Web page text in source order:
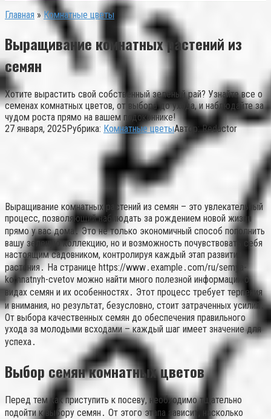
Главная » Комнатные цветы
Выращивание комнатных растений из
семян
Хотите вырастить свой собственный зеленый рай? Узнайте все о
семенах комнатных цветов, от выбора до ухода, и наблюдайте за
чудом роста прямо на вашем подоконнике!
27 января, 2025Рубрика: Комнатные цветыАвтор: Redactor
Выращивание комнатных растений из семян – это увлекательный
процесс, позволяющий наблюдать за рождением новой жизни
прямо у вас дома․ Это не только экономичный способ пополнить
вашу зеленую коллекцию, но и возможность почувствовать себя
настоящим садовником, контролируя каждый этап развития
растения․ На странице https://www․example․com/ru/semya-
komnatnyh-cvetov можно найти много полезной информации о
видах семян и их особенностях․ Этот процесс требует терпения
и внимания, но результат, безусловно, стоит затраченных усилий․
От выбора качественных семян до обеспечения правильного
ухода за молодыми всходами – каждый шаг имеет значение для
успеха․
Выбор семян комнатных цветов
Перед тем как приступить к посеву, необходимо тщательно
подойти к выбору семян․ От этого этапа зависит, насколько